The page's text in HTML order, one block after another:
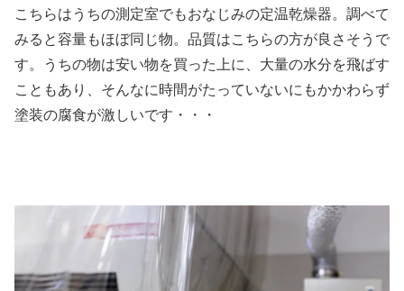
こちらはうちの測定室でもおなじみの定温乾燥器。調べて
みると容量もほぼ同じ物。品質はこちらの方が良さそうで
す。うちの物は安い物を買った上に、大量の水分を飛ばす
こともあり、そんなに時間がたっていないにもかかわらず
塗装の腐食が激しいです・・・